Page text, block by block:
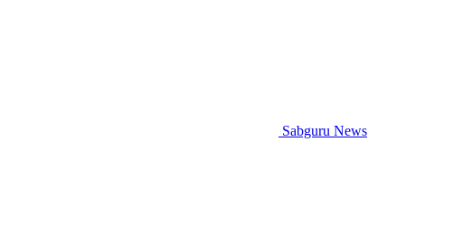
Sabguru News